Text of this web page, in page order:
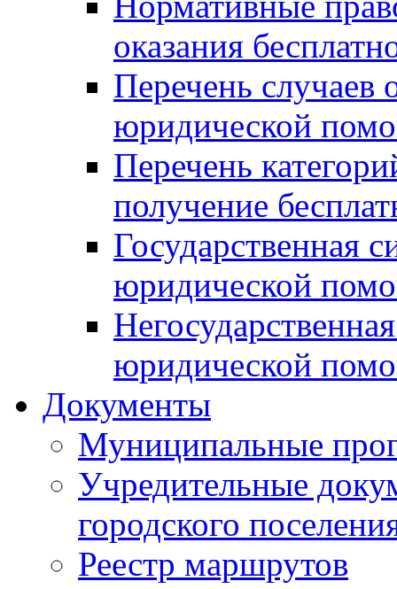
оказания
Перечень случаев
юридической
Перечень
получение
Государственная
юридической
юридической
Документы
Муниципальные
Учредительные
городского
Реестр маршрутов